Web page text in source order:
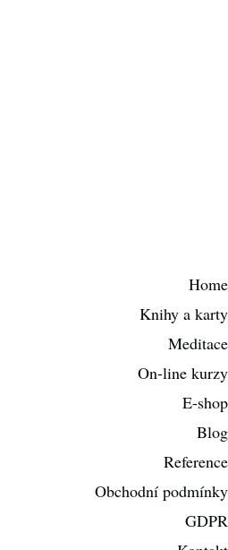
Home
Knihy a karty
Meditace
On-line kurzy
E-shop
Blog
Reference
Obchodní podmínky
GDPR